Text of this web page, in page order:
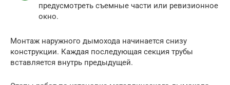
предусмотреть съемные части или ревизионное
окно.
Монтаж наружного дымохода начинается снизу
конструкции. Каждая последующая секция трубы
вставляется внутрь предыдущей.